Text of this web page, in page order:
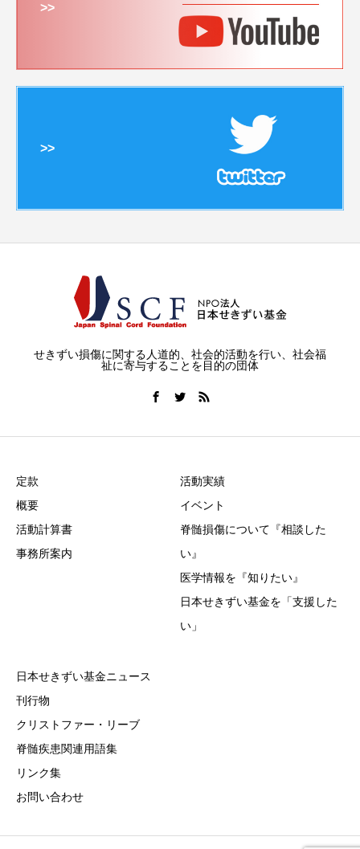
>>
>>
せきずい損傷に関する人道的、社会的活動を行い、社会福
祉に寄与することを目的の団体
定款
概要
活動計算書
事務所案内
活動実績
イベント
脊髄損傷について『相談した
い』
医学情報を『知りたい』
日本せきずい基金を「支援した
い」
日本せきずい基金ニュース
刊行物
クリストファー・リーブ
脊髄疾患関連用語集
リンク集
お問い合わせ